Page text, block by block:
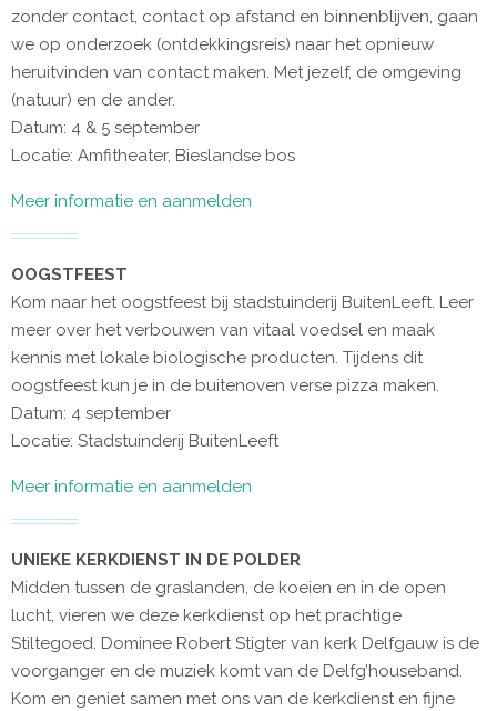
zonder contact, contact op afstand en binnenblijven, gaan
we op onderzoek (ontdekkingsreis) naar het opnieuw
heruitvinden van contact maken. Met jezelf, de omgeving
(natuur) en de ander.
Datum: 4 & 5 september
Locatie: Amfitheater, Bieslandse bos
Meer informatie en aanmelden
OOGSTFEEST
Kom naar het oogstfeest bij stadstuinderij BuitenLeeft. Leer
meer over het verbouwen van vitaal voedsel en maak
kennis met lokale biologische producten. Tijdens dit
oogstfeest kun je in de buitenoven verse pizza maken.
Datum: 4 september
Locatie: Stadstuinderij BuitenLeeft
Meer informatie en aanmelden
UNIEKE KERKDIENST IN DE POLDER
Midden tussen de graslanden, de koeien en in de open
lucht, vieren we deze kerkdienst op het prachtige
Stiltegoed. Dominee Robert Stigter van kerk Delfgauw is de
voorganger en de muziek komt van de Delfg’houseband.
Kom en geniet samen met ons van de kerkdienst en fijne